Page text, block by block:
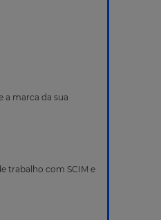
a marca da sua
trabalho com SCIM e